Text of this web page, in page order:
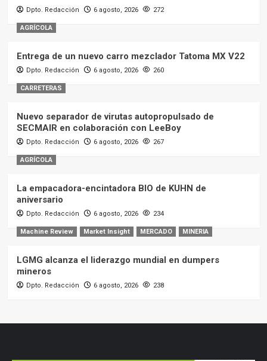
Dpto. Redacción 6 agosto, 2026 272
AGRÍCOLA
Entrega de un nuevo carro mezclador Tatoma MX V22
Dpto. Redacción 6 agosto, 2026 260
CARRETERAS
Nuevo separador de virutas autopropulsado de
SECMAIR en colaboración con LeeBoy
Dpto. Redacción 6 agosto, 2026 267
AGRÍCOLA
La empacadora-encintadora BIO de KUHN de
aniversario
Dpto. Redacción 6 agosto, 2026 234
Machine Review Market Insight MERCADO MINERIA
LGMG alcanza el liderazgo mundial en dumpers
mineros
Dpto. Redacción 6 agosto, 2026 238